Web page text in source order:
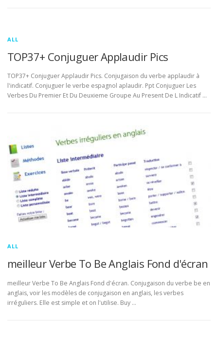
ALL
TOP37+ Conjuguer Applaudir Pics
TOP37+ Conjuguer Applaudir Pics. Conjugaison du verbe applaudir à
l'indicatif. Conjuguer le verbe espagnol aplaudir. Ppt Conjuguer Les
Verbes Du Premier Et Du Deuxieme Groupe Au Present De L Indicatif …
ALL
meilleur Verbe To Be Anglais Fond d'écran
meilleur Verbe To Be Anglais Fond d'écran. Conjugaison du verbe be en
anglais, voir les modèles de conjugaison en anglais, les verbes
irréguliers. Elle est simple et on l'utilise. Buy …